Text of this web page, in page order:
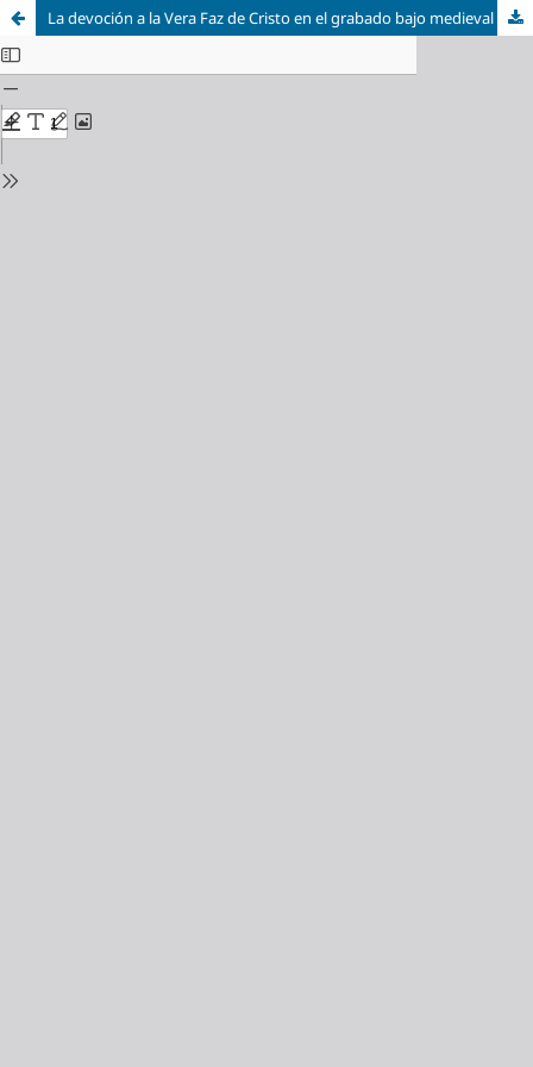
La devoción a la Vera Faz de Cristo en el grabado bajo medieval y alto moderno